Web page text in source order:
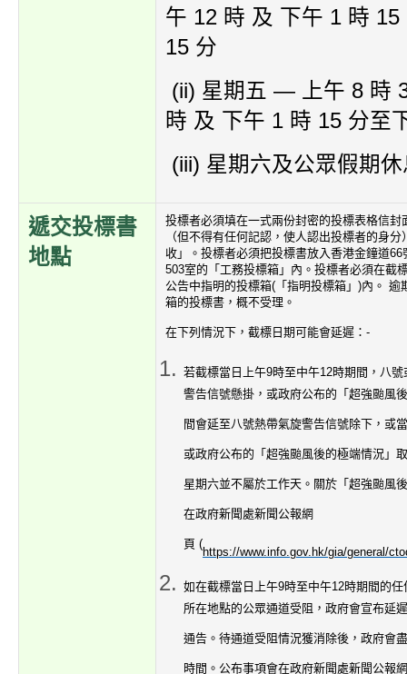
午 12 時 及 下午 1 時
15 分
(ii) 星期五 — 上午 8 時
時 及 下午 1 時 15 分至
(iii) 星期六及公眾假期休
遞交投標書
地點
投標者必須填在一式兩份封密的投標表格信封
（但不得有任何記認，使人認出投標者的身
收」。投標者必須把投標書放入香港金鐘道
503室的「工務投標箱」內。投標者必須在截
公告中指明的投標箱(「指明投標箱」)內。 逾
箱的投標書，概不受理。
在下列情況下，截標日期可能會延遲：-
若截標當日上午9時至中午12時期間，八
警告信號懸掛，或政府公布的「超強颱風
間會延至八號熱帶氣旋警告信號除下，或
或政府公布的「超強颱風後的極端情況」
星期六並不屬於工作天。關於「超強颱風
在政府新聞處新聞公報網
頁 (https://www.info.gov.hk/gia/general/
如在截標當日上午9時至中午12時期間的
所在地點的公眾通道受阻，政府會宣布延
通告。待通道受阻情況獲消除後，政府會